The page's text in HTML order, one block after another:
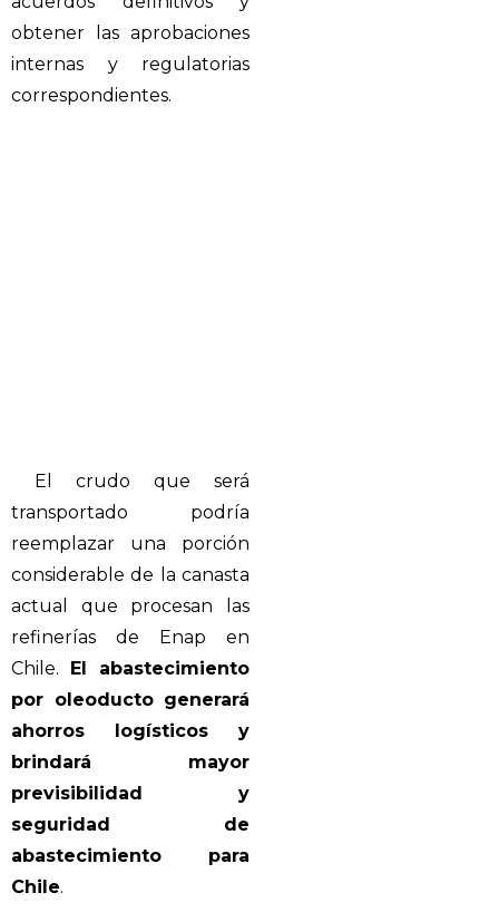
obtener las aprobaciones
internas y regulatorias
correspondientes.
El crudo que será
transportado podría
reemplazar una porción
considerable de la canasta
actual que procesan las
refinerías de Enap en
Chile. El abastecimiento
por oleoducto generará
ahorros logísticos y
brindará mayor
previsibilidad y
seguridad de
abastecimiento para
Chile.